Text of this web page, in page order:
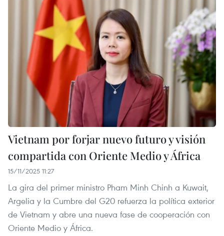
Vietnam por forjar nuevo futuro y visión
compartida con Oriente Medio y África
15/11/2025 11:27
La gira del primer ministro Pham Minh Chinh a Kuwait,
Argelia y la Cumbre del G20 refuerza la política exterior
de Vietnam y abre una nueva fase de cooperación con
Oriente Medio y África.